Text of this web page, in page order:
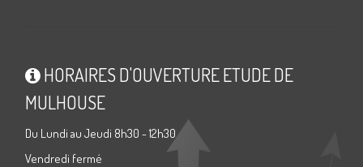
HORAIRES D'OUVERTURE ETUDE DE
MULHOUSE
Du Lundi au Jeudi 8h30 - 12h30
Vendredi fermé